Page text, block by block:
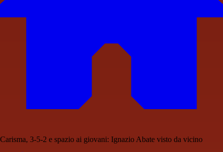
Carisma, 3-5-2 e spazio ai giovani: Ignazio Abate visto da vicino